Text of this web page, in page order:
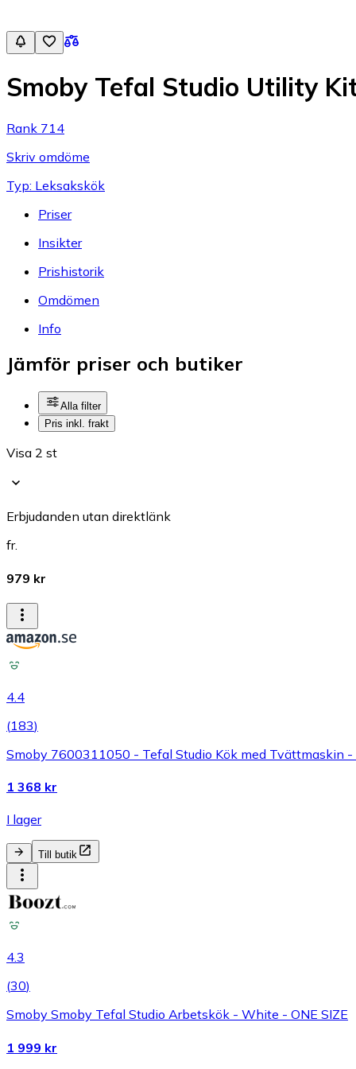
Smoby Tefal Studio Utility
Rank 714
Skriv omdöme
Typ: Leksakskök
Priser
Insikter
Prishistorik
Omdömen
Info
Jämför priser och butiker
Alla filter
Pris inkl. frakt
Visa 2 st
Erbjudanden utan direktlänk
fr.
979 kr
4.4
(183)
Smoby 7600311050 - Tefal Studio Kök med Tvättmaskin
1 368 kr
I lager
Till butik
4.3
(30)
Smoby Smoby Tefal Studio Arbetskök - White - ONE SIZE
1 999 kr